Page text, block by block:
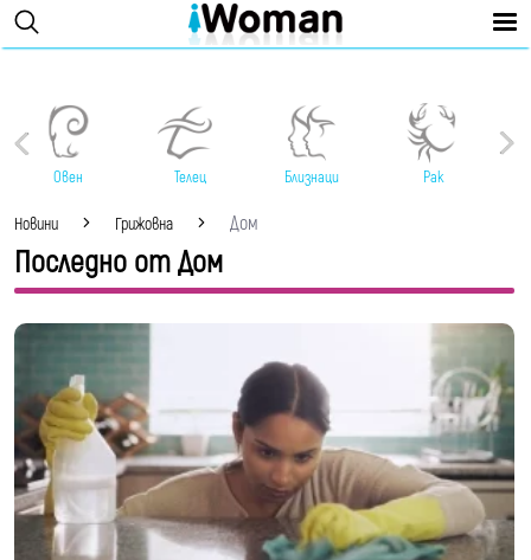
Овен Телец Близнаци Рак
Новини Грижовна Дом
Последно от Дом